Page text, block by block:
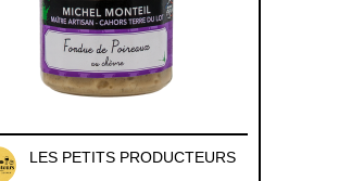
LES PETITS PRODUCTEURS